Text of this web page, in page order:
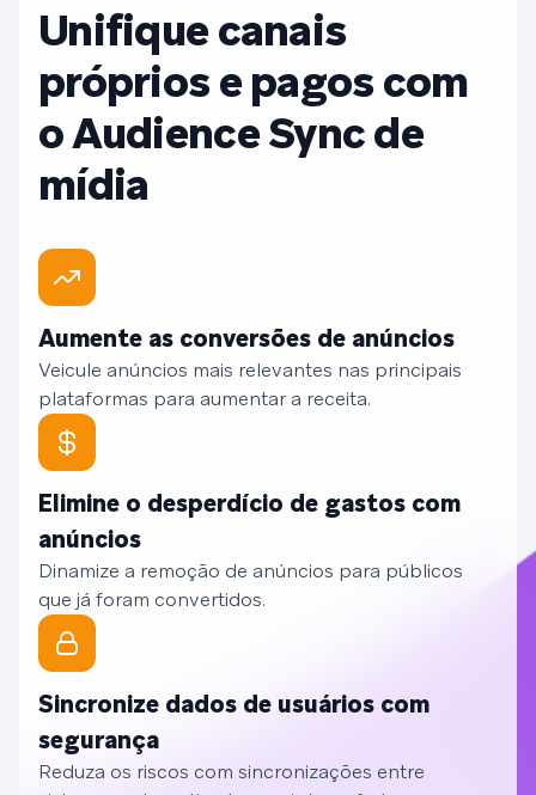
Unifique canais
próprios e pagos com
o Audience Sync de
mídia
Aumente as conversões de anúncios
Veicule anúncios mais relevantes nas principais
plataformas para aumentar a receita.
Elimine o desperdício de gastos com
anúncios
Dinamize a remoção de anúncios para públicos
que já foram convertidos.
Sincronize dados de usuários com
segurança
Reduza os riscos com sincronizações entre